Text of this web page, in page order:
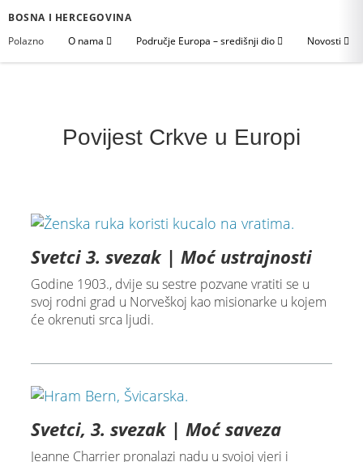
BOSNA I HERCEGOVINA
Polazno
O nama Područje Europa – središnji dio Novosti
Povijest Crkve u Europi
Svetci 3. svezak | Moć ustrajnosti
Godine 1903., dvije su sestre pozvane vratiti se u
svoj rodni grad u Norveškoj kao misionarke u kojem
će okrenuti srca ljudi.
Svetci, 3. svezak | Moć saveza
Jeanne Charrier pronalazi nadu u svojoj vjeri i